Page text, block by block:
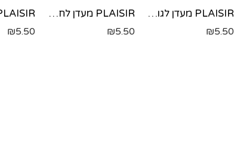
PLAISIR מעדן לגורי חתולים בטעם עוף וחלב-100 גר'
₪5.50
PLAISIR מעדן לחתול בקר-100 גר'
₪5.50
₪5.50